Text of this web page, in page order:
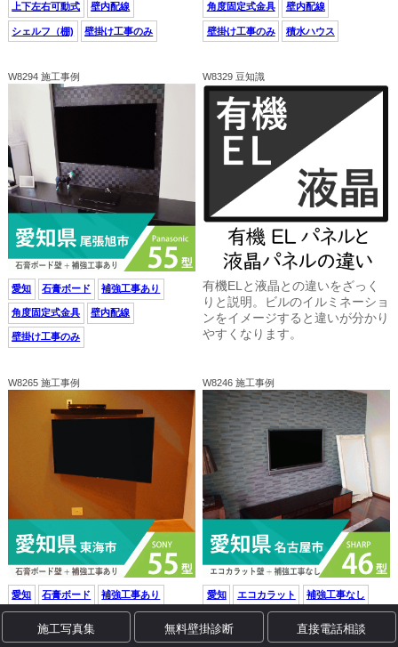
上下左右可動式 壁内配線
シェルフ（棚) 壁掛け工事のみ
角度固定式金具 壁内配線
壁掛け工事のみ 積水ハウス
W8294 施工事例
愛知 石膏ボード 補強工事あり
角度固定式金具 壁内配線
壁掛け工事のみ
W8329 豆知識
有機ELと液晶との違いをざっく
りと説明。ビルのイルミネーショ
ンをイメージすると違いが分かり
やすくなります。
W8265 施工事例
愛知 石膏ボード 補強工事あり
シェルフ（棚) 壁掛け工事のみ
W8246 施工事例
愛知 エコカラット 補強工事なし
壁掛け工事のみ
施工写真集 無料壁掛診断 直接電話相談